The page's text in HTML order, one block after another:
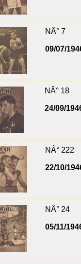
NÂ° 7
09/07/
NÂ° 18
24/09/
NÂ° 222
22/10/
NÂ° 24
05/11/